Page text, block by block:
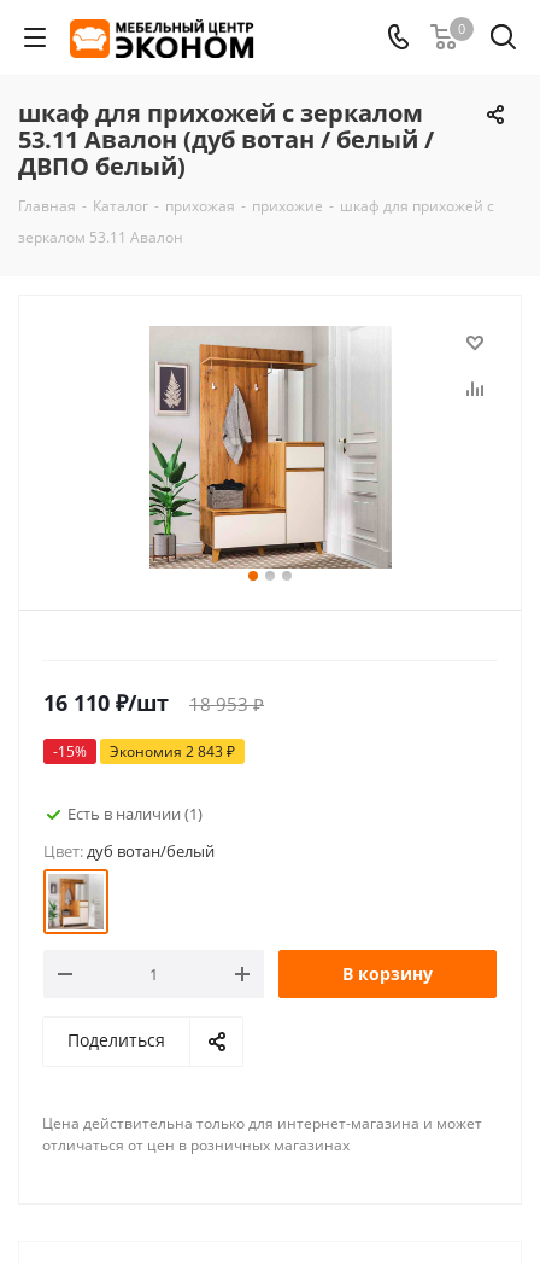
0
шкаф для прихожей с зеркалом
53.11 Авалон (дуб вотан / белый /
ДВПО белый)
Главная - Каталог - прихожая - прихожие - шкаф для прихожей с
зеркалом 53.11 Авалон
16 110 ₽/шт 18 953₽
-15% Экономия 2 843₽
Есть в наличии (1)
Цвет:дуб вотан/белый
В корзину
Поделиться
Цена действительна только для интернет-магазина и может
отличаться от цен в розничных магазинах